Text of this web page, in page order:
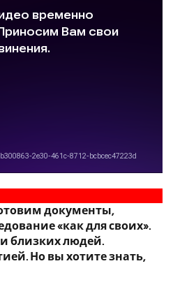
документы,
«как для своих».
близких людей.
Но вы хотите знать,